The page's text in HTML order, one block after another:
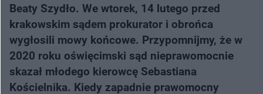
Beaty Szydło. We wtorek, 14 lutego przed
krakowskim sądem prokurator i obrońca
wygłosili mowy końcowe. Przypomnijmy, że w
2020 roku oświęcimski sąd nieprawomocnie
skazał młodego kierowcę Sebastiana
Kościelnika. Kiedy zapadnie prawomocny